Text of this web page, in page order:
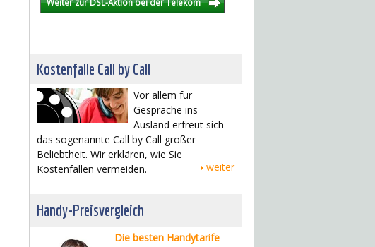
Weiter zur DSL-Aktion bei der Telekom
Kostenfalle Call by Call
Vor allem für
Gespräche ins
Ausland erfreut sich
das sogenannte Call by Call großer
Beliebtheit. Wir erklären, wie Sie
Kostenfallen vermeiden.
weiter
Handy-Preisvergleich
Die besten Handytarife